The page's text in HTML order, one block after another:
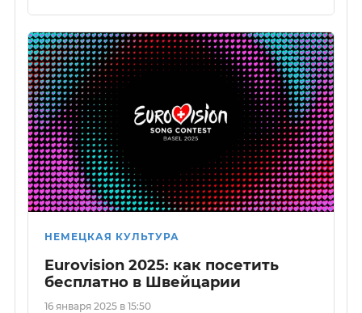
НЕМЕЦКАЯ КУЛЬТУРА
Eurovision 2025: как посетить
бесплатно в Швейцарии
16 января 2025 в 15:50